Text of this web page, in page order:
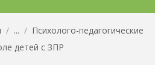
/ ... / Психолого-педагогические
детей с ЗПР